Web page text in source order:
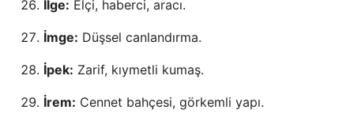
İlge: Elçi, haberci, aracı.
İmge: Düşsel canlandırma.
İpek: Zarif, kıymetli kumaş.
İrem: Cennet bahçesi, görkemli yapı.